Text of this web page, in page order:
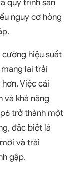
nguy cơ hỏng
hiệu suất
lại trải
Việc cải
và khả năng
trở thành một
đặc biệt là
và trải
gập.